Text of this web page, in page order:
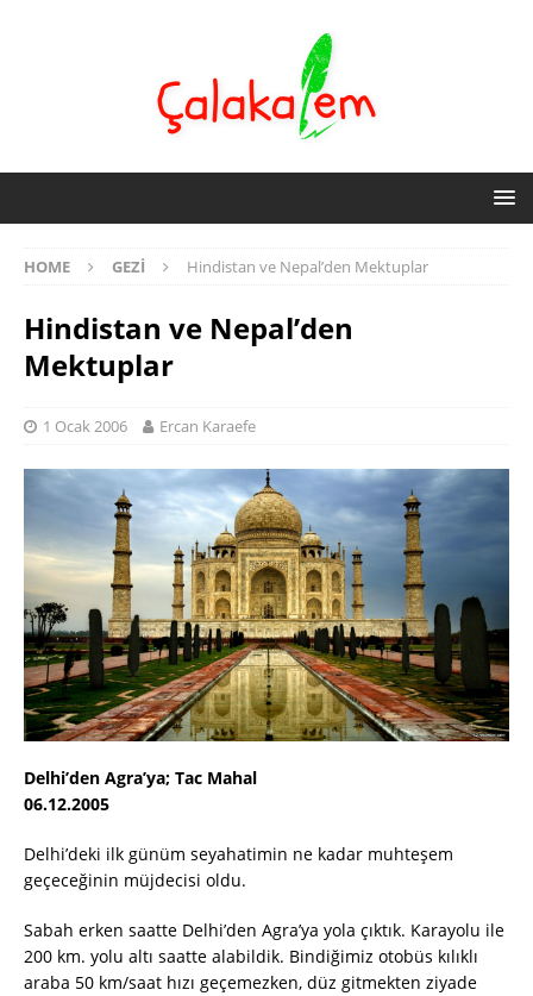
HOME GEZI Hindistan ve Nepal’den Mektuplar
Hindistan ve Nepal’den
Mektuplar
1 Ocak 2006 Ercan Karaefe
Delhi’den Agra’ya; Tac Mahal
06.12.2005
Delhi’deki ilk günüm seyahatimin ne kadar muhteşem
geçeceğinin müjdecisi oldu.
Sabah erken saatte Delhi’den Agra’ya yola çıktık. Karayolu ile
200 km. yolu altı saatte alabildik. Bindiğimiz otobüs kılıklı
araba 50 km/saat hızı geçemezken, düz gitmekten ziyade